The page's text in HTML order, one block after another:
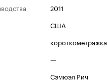
2011
США
короткометражка
—
Сэмюэл Рич